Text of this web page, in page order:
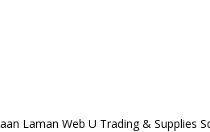
Laman Web U Trading & Supplies